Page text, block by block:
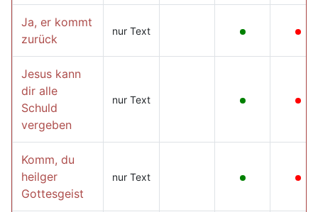
Ja, er kommt
zurück
nur Text
Jesus kann
dir alle
Schuld
vergeben
nur Text
Komm, du
heilger
Gottesgeist
nur Text